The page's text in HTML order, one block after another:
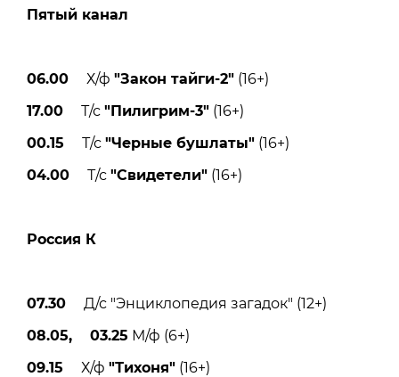
Пятый канал
06.00 Х/ф "Закон тайги-2" (16+)
17.00 Т/с "Пилигрим-3" (16+)
00.15 Т/с "Черные бушлаты" (16+)
04.00 Т/с "Свидетели" (16+)
Россия К
07.30 Д/с "Энциклопедия загадок" (12+)
08.05, 03.25 М/ф (6+)
09.15 Х/ф "Тихоня" (16+)